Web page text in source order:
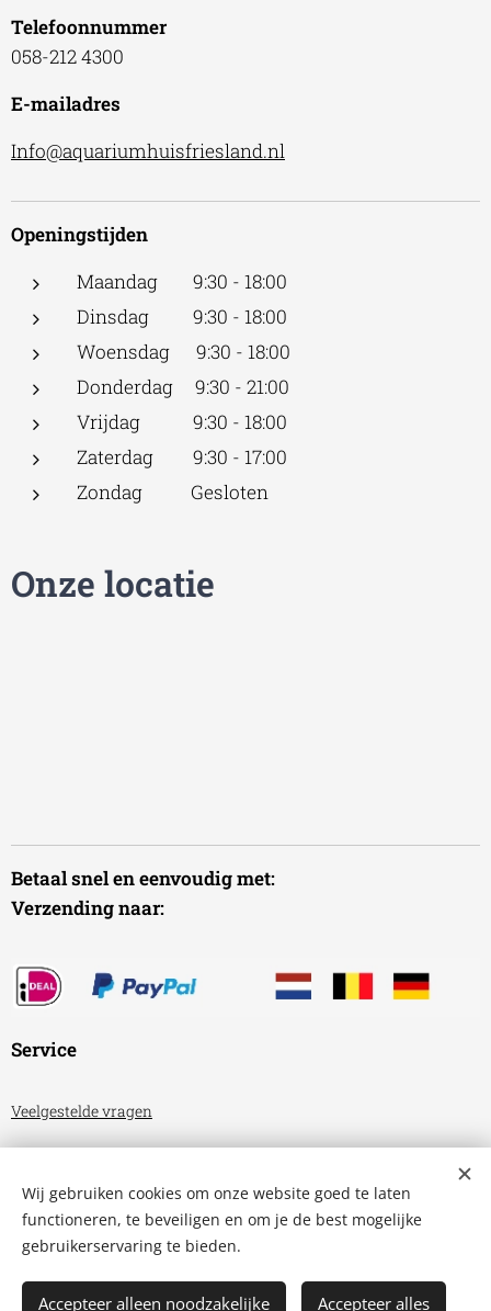
Telefoonnummer
058-212 4300
E-mailadres
Info@aquariumhuisfriesland.nl
Openingstijden
Maandag 9:30 - 18:00
Dinsdag 9:30 - 18:00
Woensdag 9:30 - 18:00
Donderdag 9:30 - 21:00
Vrijdag 9:30 - 18:00
Zaterdag 9:30 - 17:00
Zondag Gesloten
Onze locatie
Betaal snel en eenvoudig met:
Verzending naar:
Service
Veelgestelde vragen
Privacyverklaring
Aquariumhuis Friesland Cookies
Wij gebruiken cookies om onze website goed te laten
functioneren, te beveiligen en om je de best mogelijke
gebruikerservaring te bieden.
Accepteer alleen noodzakelijke Accepteer alles